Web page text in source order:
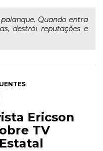
Quando entra
destrói reputações e
Ericson
TV